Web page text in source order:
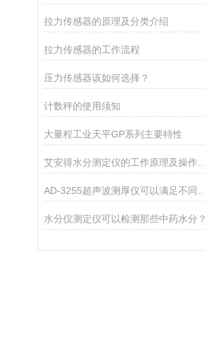
拉力传感器的原理及分类介绍
拉力传感器的工作流程
压力传感器该如何选择？
计数秤的使用须知
大量程工业天平GP系列主要特性
艾安得水分测定仪的工作原理及操作指南
水分仪测定仪可以检测那些中药水分？